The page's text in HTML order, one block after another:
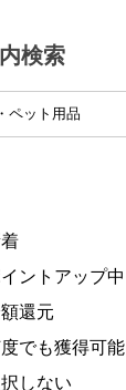
検索
ントアップ中
還元
でも獲得可能
しない